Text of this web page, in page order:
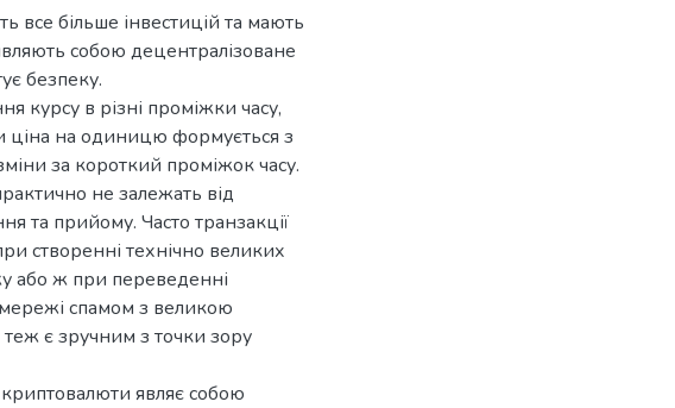
все більше інвестицій та мають
собою децентралізоване
безпеку.
курсу в різні проміжки часу,
ціна на одиницю формується з
за короткий проміжок часу.
не залежать від
та прийому. Часто транзакції
створенні технічно великих
або ж при переведенні
спамом з великою
теж є зручним з точки зору
являє собою